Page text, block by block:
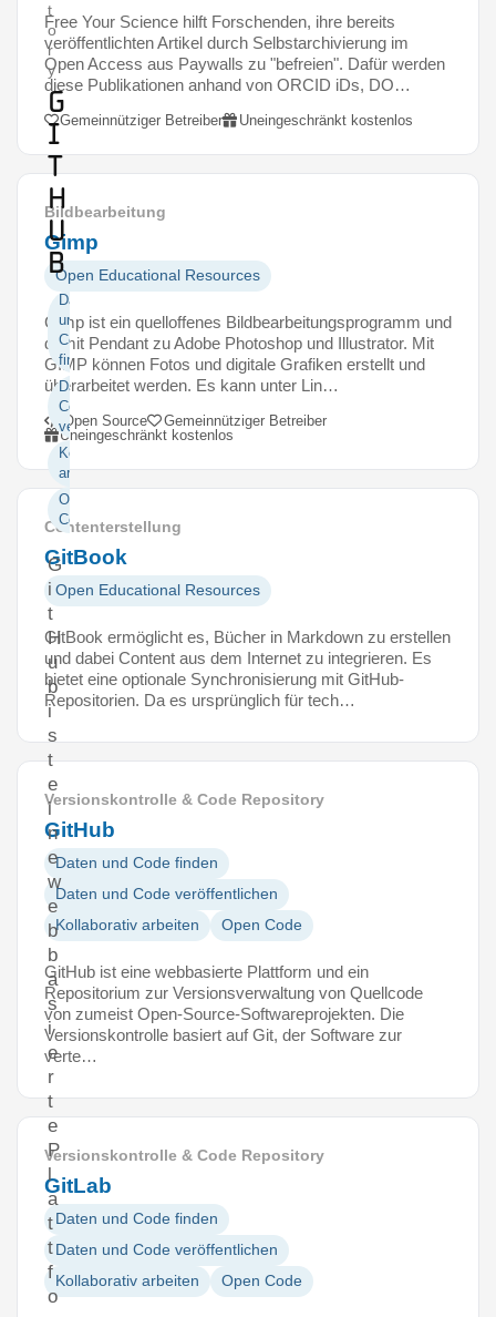
t
o
r
y
G
i
t
H
u
b
Daten
und
Code
finden
Daten und
Code
veröffentlichen
Kollaborativ
arbeiten
Open
Code
G
i
t
H
u
b
i
s
t
e
i
n
e
w
e
b
b
a
s
i
e
r
t
e
P
l
a
t
t
f
o
Free Your Science hilft Forschenden, ihre bereits
veröffentlichten Artikel durch Selbstarchivierung im
Open Access aus Paywalls zu "befreien". Dafür werden
diese Publikationen anhand von ORCID iDs, DO…
Gemeinnütziger Betreiber Uneingeschränkt kostenlos
Bildbearbeitung
Gimp
Open Educational Resources
Gimp ist ein quelloffenes Bildbearbeitungsprogramm und
damit Pendant zu Adobe Photoshop und Illustrator. Mit
GIMP können Fotos und digitale Grafiken erstellt und
überarbeitet werden. Es kann unter Lin…
Open Source
Gemeinnütziger Betreiber
Uneingeschränkt kostenlos
Contenterstellung
GitBook
Open Educational Resources
GitBook ermöglicht es, Bücher in Markdown zu erstellen
und dabei Content aus dem Internet zu integrieren. Es
bietet eine optionale Synchronisierung mit GitHub-
Repositorien. Da es ursprünglich für tech…
Versionskontrolle & Code Repository
GitHub
Daten und Code finden
Daten und Code veröffentlichen
Kollaborativ arbeiten
Open Code
GitHub ist eine webbasierte Plattform und ein
Repositorium zur Versionsverwaltung von Quellcode
von zumeist Open-Source-Softwareprojekten. Die
Versionskontrolle basiert auf Git, der Software zur
verte…
Versionskontrolle & Code Repository
GitLab
Daten und Code finden
Daten und Code veröffentlichen
Kollaborativ arbeiten
Open Code